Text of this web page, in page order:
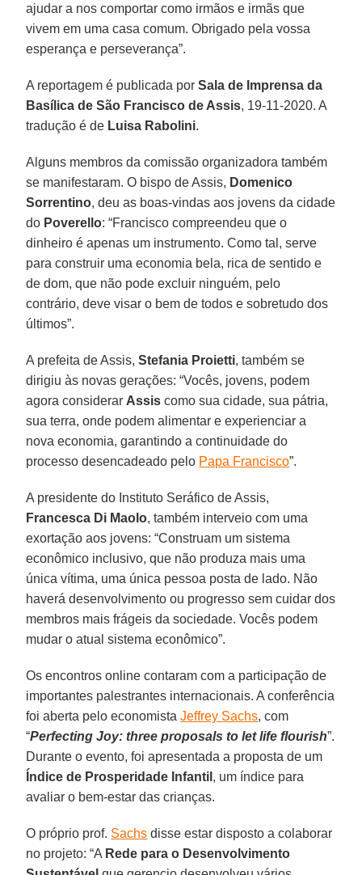
ajudar a nos comportar como irmãos e irmãs que
vivem em uma casa comum. Obrigado pela vossa
esperança e perseverança”.
A reportagem é publicada porSala de Imprensa da
Basílica de São Francisco de Assis, 19-11-2020. A
tradução é de Luisa Rabolini.
Alguns membros da comissão organizadora também
se manifestaram. O bispo de Assis, Domenico
Sorrentino, deu as boas-vindas aos jovens da cidade
do Poverello: “Francisco compreendeu que o
dinheiro é apenas um instrumento. Como tal, serve
para construir uma economia bela, rica de sentido e
de dom, que não pode excluir ninguém, pelo
contrário, deve visar o bem de todos e sobretudo dos
últimos”.
A prefeita de Assis,Stefania Proietti, também se
dirigiu às novas gerações: “Vocês, jovens, podem
agora considerar Assis como sua cidade, sua pátria,
sua terra, onde podem alimentar e experienciar a
nova economia, garantindo a continuidade do
processo desencadeado pelo Papa Francisco”.
A presidente do Instituto Seráfico de Assis,
Francesca Di Maolo, também interveio com uma
exortação aos jovens: “Construam um sistema
econômico inclusivo, que não produza mais uma
única vítima, uma única pessoa posta de lado. Não
haverá desenvolvimento ou progresso sem cuidar dos
membros mais frágeis da sociedade. Vocês podem
mudar o atual sistema econômico”.
Os encontros online contaram com a participação de
importantes palestrantes internacionais. A conferência
foi aberta pelo economistaJeffrey Sachs, com
“Perfecting Joy: three proposals to let life flourish”.
Durante o evento, foi apresentada a proposta de um
Índice de Prosperidade Infantil , um índice para
avaliar o bem-estar das crianças.
O próprio prof. Sachs disse estar disposto a colaborar
no projeto: “A Rede para o Desenvolvimento